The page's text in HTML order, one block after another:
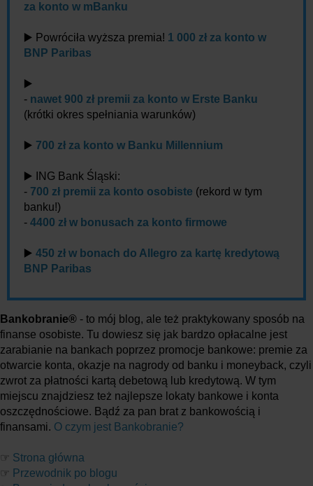
za konto w mBanku
▶️ Powróciła wyższa premia! 1 000 zł za konto w
BNP Paribas
▶️
- nawet 900 zł premii za konto w Erste Banku
(krótki okres spełniania warunków)
▶️ 700 zł za konto w Banku Millennium
▶️ ING Bank Śląski:
- 700 zł premii za konto osobiste (rekord w tym
banku!)
- 4400 zł w bonusach za konto firmowe
▶️ 450 zł w bonach do Allegro za kartę kredytową
BNP Paribas
Bankobranie® - to mój blog, ale też praktykowany sposób na
finanse osobiste. Tu dowiesz się jak bardzo opłacalne jest
zarabianie na bankach poprzez promocje bankowe: premie za
otwarcie konta, okazje na nagrody od banku i moneyback, czyli
zwrot za płatności kartą debetową lub kredytową. W tym
miejscu znajdziesz też najlepsze lokaty bankowe i konta
oszczędnościowe. Bądź za pan brat z bankowością i
finansami. O czym jest Bankobranie?
☞ Strona główna
☞ Przewodnik po blogu